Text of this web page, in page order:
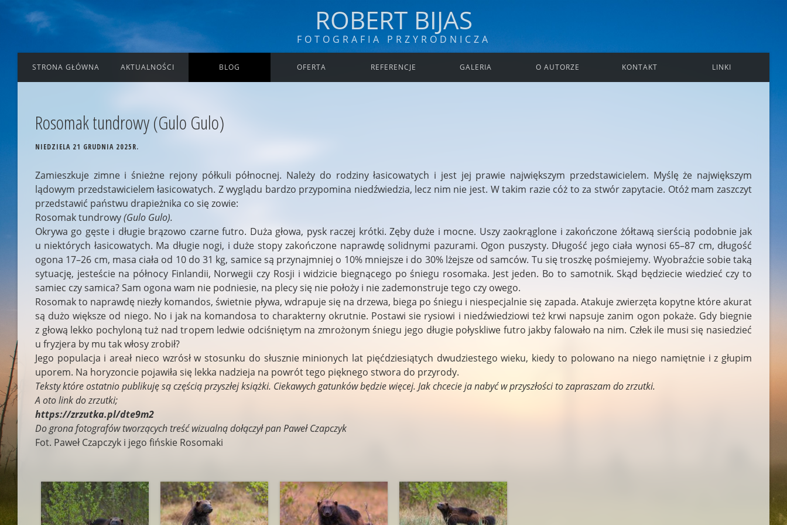
ROBERT BIJAS
FOTOGRAFIA PRZYRODNICZA
STRONA GŁÓWNA AKTUALNOŚCI BLOG OFERTA REFERENCJE GALERIA O AUTORZE KONTAKT LINKI
Rosomak tundrowy (Gulo Gulo)
NIEDZIELA 21 GRUDNIA 2025R.
Zamieszkuje zimne i śnieżne rejony półkuli północnej. Należy do rodziny łasicowatych i jest jej prawie największym przedstawicielem. Myślę że największym
lądowym przedstawicielem łasicowatych. Z wyglądu bardzo przypomina niedźwiedzia, lecz nim nie jest. W takim razie cóż to za stwór zapytacie. Otóż mam zaszczyt
przedstawić państwu drapieżnika co się zowie:
Rosomak tundrowy(Gulo Gulo).
Okrywa go gęste i długie brązowo czarne futro. Duża głowa, pysk raczej krótki. Zęby duże i mocne. Uszy zaokrąglone i zakończone żółtawą sierścią podobnie jak
u niektórych łasicowatych. Ma długie nogi, i duże stopy zakończone naprawdę solidnymi pazurami. Ogon puszysty. Długość jego ciała wynosi 65–87 cm, długość
ogona 17–26 cm, masa ciała od 10 do 31 kg, samice są przynajmniej o 10% mniejsze i do 30% lżejsze od samców. Tu się troszkę pośmiejemy. Wyobraźcie sobie taką
sytuację, jesteście na północy Finlandii, Norwegii czy Rosji i widzicie biegnącego po śniegu rosomaka. Jest jeden. Bo to samotnik. Skąd będziecie wiedzieć czy to
samiec czy samica? Sam ogona wam nie podniesie, na plecy się nie położy i nie zademonstruje tego czy owego.
Rosomak to naprawdę niezły komandos, świetnie pływa, wdrapuje się na drzewa, biega po śniegu i niespecjalnie się zapada. Atakuje zwierzęta kopytne które akurat
są dużo większe od niego. No i jak na komandosa to charakterny okrutnie. Postawi sie rysiowi i niedźwiedziowi też krwi napsuje zanim ogon pokaże. Gdy biegnie
z głową lekko pochyloną tuż nad tropem ledwie odciśniętym na zmrożonym śniegu jego długie połyskliwe futro jakby falowało na nim. Człek ile musi się nasiedzieć
u fryzjera by mu tak włosy zrobił?
Jego populacja i areał nieco wzrósł w stosunku do słusznie minionych lat pięćdziesiątych dwudziestego wieku, kiedy to polowano na niego namiętnie i z głupim
uporem. Na horyzoncie pojawiła się lekka nadzieja na powrót tego pięknego stwora do przyrody.
Teksty które ostatnio publikuję są częścią przyszłej książki. Ciekawych gatunków będzie więcej. Jak chcecie ja nabyć w przyszłości to zapraszam do zrzutki.
A oto link do zrzutki;
https://zrzutka.pl/dte9m2
Do grona fotografów tworzących treść wizualną dołączył pan Paweł Czapczyk
Fot. Paweł Czapczyk i jego fińskie Rosomaki